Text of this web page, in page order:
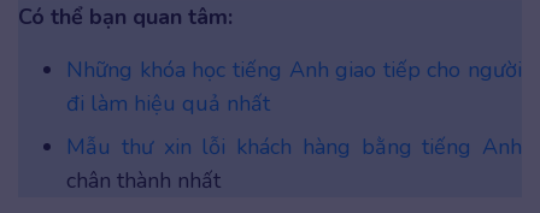
Có thể bạn quan tâm:
Những khóa học tiếng Anh giao tiếp cho người
đi làm hiệu quả nhất
Mẫu thư xin lỗi khách hàng bằng tiếng Anh
chân thành nhất